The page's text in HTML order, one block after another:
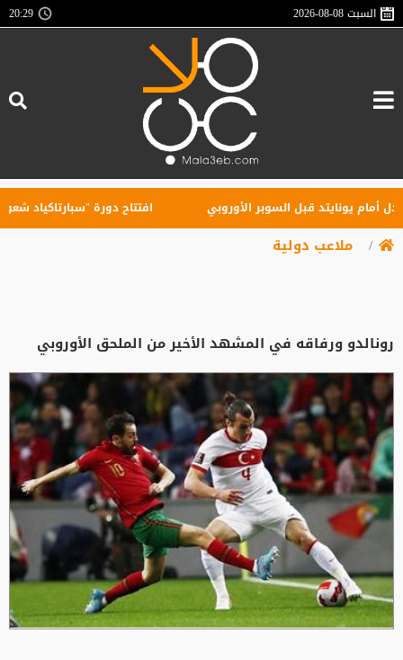
السبت2026-08-08
20:29
يونايتد قبل السوبر الأوروبي افتتاح دورة "سبارتاكياد شعوب روسيا" 2026 في
ملاعب دولية
رونالدو ورفاقه في المشهد الأخير من الملحق الأوروبي